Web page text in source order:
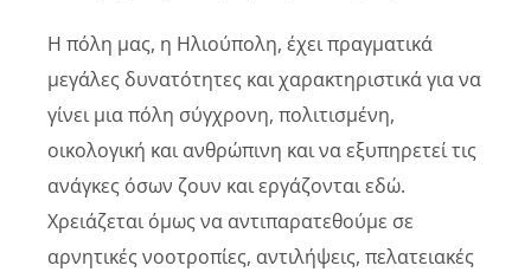
Η πόλη μας, η Ηλιούπολη, έχει πραγματικά
μεγάλες δυνατότητες και χαρακτηριστικά για να
γίνει μια πόλη σύγχρονη, πολιτισμένη,
οικολογική και ανθρώπινη και να εξυπηρετεί τις
ανάγκες όσων ζουν και εργάζονται εδώ.
Χρειάζεται όμως να αντιπαρατεθούμε σε
αρνητικές νοοτροπίες, αντιλήψεις, πελατειακές